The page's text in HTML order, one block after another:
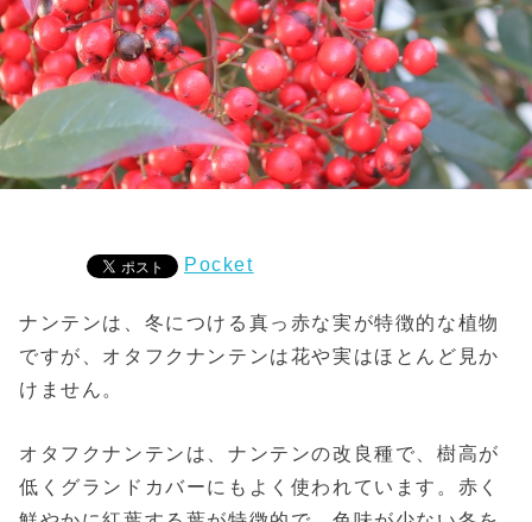
Pocket
ナンテンは、冬につける真っ赤な実が特徴的な植物
ですが、オタフクナンテンは花や実はほとんど見か
けません。
オタフクナンテンは、ナンテンの改良種で、樹高が
低くグランドカバーにもよく使われています。赤く